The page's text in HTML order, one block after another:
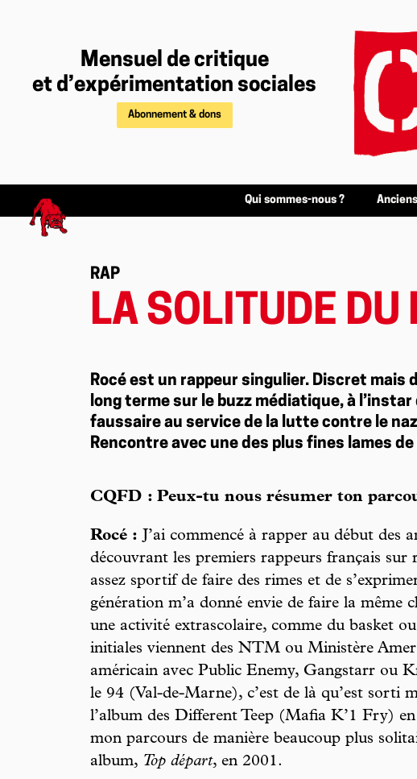
Mensuel de critique
et d’expérimentation sociales
Abonnement & dons
Qui sommes-nous ?
RAP
LA SOLITUDE DU
Rocé est un rappeur singulier. Discret mais
long terme sur le buzz médiatique, à
faussaire au service de la lutte contre le
Rencontre avec une des plus fines lames de
CQFD : Peux-tu nous résumer ton
Rocé : J’ai commencé à rapper au début des
découvrant les premiers rappeurs français
assez sportif de faire des rimes et de
génération m’a donné envie de faire la même
une activité extrascolaire, comme du basket
initiales viennent des NTM ou Ministère
américain avec Public Enemy, Gangstarr ou
le 94 (Val-de-Marne), c’est de là qu’est sorti
l’album des Different Teep (Mafia K’1 Fry)
mon parcours de manière beaucoup plus
album, Top départ, en 2001.